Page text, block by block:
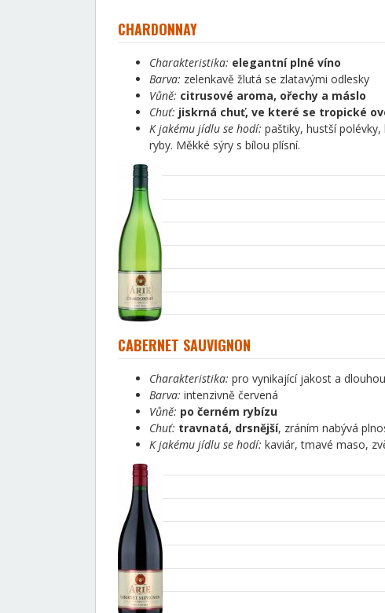
CHARDONNAY
Charakteristika: elegantní plné víno
Barva: zelenkavě žlutá se zlatavými odlesky
Vůně: citrusové aroma, ořechy a máslo
Chuť: jiskrná chuť, ve které se tropické
K jakému jídlu se hodí: paštiky, hustší
ryby. Měkké sýry s bílou plísní.
CABERNET SAUVIGNON
Charakteristika: pro vynikající jakost a
Barva: intenzivně červená
Vůně: po černém rybízu
Chuť: travnatá, drsnější, zráním nabývá
K jakému jídlu se hodí: kaviár, tmavé maso,